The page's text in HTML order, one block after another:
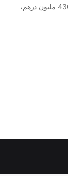
سوس ماسة، الذي تصل كلفته الاجمالية إلى 430 مليون درهم،